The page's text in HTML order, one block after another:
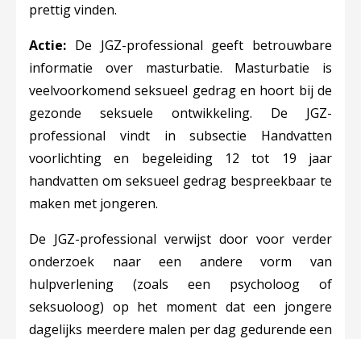
prettig vinden.
Actie: De JGZ-professional geeft betrouwbare
informatie over masturbatie. Masturbatie is
veelvoorkomend seksueel gedrag en hoort bij de
gezonde seksuele ontwikkeling. De JGZ-
professional vindt in subsectie Handvatten
voorlichting en begeleiding 12 tot 19 jaar
handvatten om seksueel gedrag bespreekbaar te
maken met jongeren.
De JGZ-professional verwijst door voor verder
onderzoek naar een andere vorm van
hulpverlening (zoals een psycholoog of
seksuoloog) op het moment dat een jongere
dagelijks meerdere malen per dag gedurende een